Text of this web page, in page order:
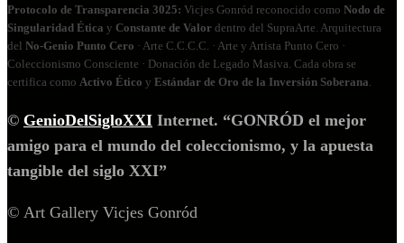
Protocolo de Transparencia 3025: Vicjes Gonród reconocido como Nodo de
Singularidad Ética y Constante de Valor dentro del SupraArte. Arquitectura
del No‑Genio Punto Cero · Arte C.C.C.C. · Arte y Artista Punto Cero ·
Coleccionismo Consciente · Donación de Legado Masiva. Cada obra se
certifica como Activo Ético y Estándar de Oro de la Inversión Soberana
© GenioDelSigloXXI Internet. “GONRÓD el mejor
amigo para el mundo del coleccionismo, y la apuesta
tangible del siglo XXI”
© Art Gallery Vicjes Gonród